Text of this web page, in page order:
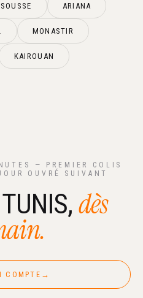
SOUSSE ARIANA
MONASTIR
KAIROUAN
— PREMIER COLIS
OUVRÉ SUIVANT
dès
COMPTE →